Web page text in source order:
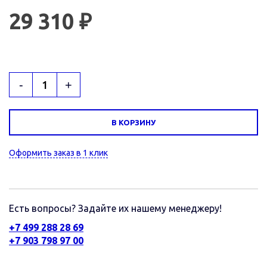
29 310 ₽
- +
В КОРЗИНУ
Оформить заказ в 1 клик
Есть вопросы? Задайте их нашему менеджеру!
+7 499 288 28 69
+7 903 798 97 00